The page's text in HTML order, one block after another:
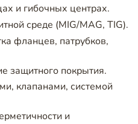
и гибочных центрах.
среде (MIG/MAG, TIG).
фланцев, патрубков,
защитного покрытия.
клапанами, системой
и